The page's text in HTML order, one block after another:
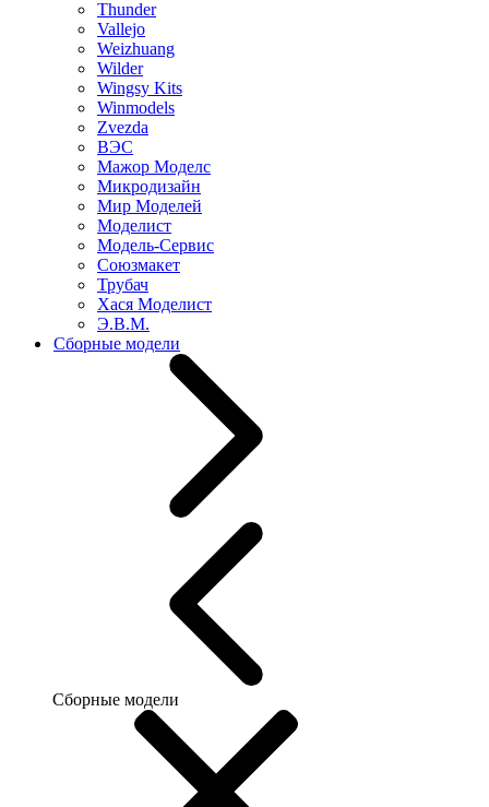
Thunder
Vallejo
Weizhuang
Wilder
Wingsy Kits
Winmodels
Zvezda
ВЭС
Мажор Моделс
Микродизайн
Мир Моделей
Моделист
Модель-Сервис
Союзмакет
Трубач
Хася Моделист
Э.В.М.
Сборные модели
Сборные модели